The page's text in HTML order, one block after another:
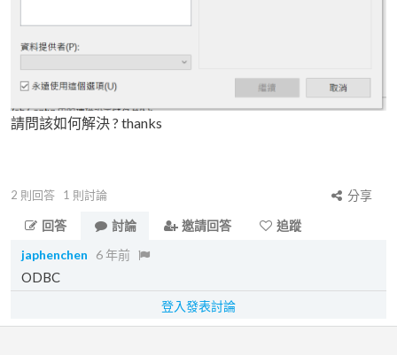
請問該如何解決 ? thanks
2 則回答 1 則討論
分享
回答
討論 邀請回答
追蹤
japhenchen
6 年前
ODBC
登入發表討論